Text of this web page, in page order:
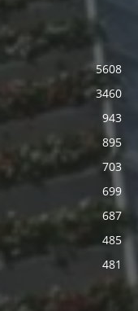
5608
3460
943
895
703
699
687
485
481